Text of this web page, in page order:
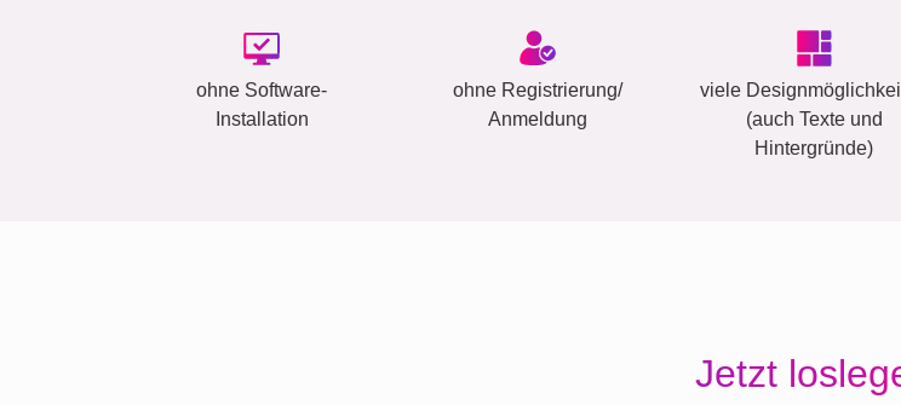
ohne Software-
Installation
ohne Registrierung/
Anmeldung
viele
(auch Texte und
Hintergründe)
Jetzt